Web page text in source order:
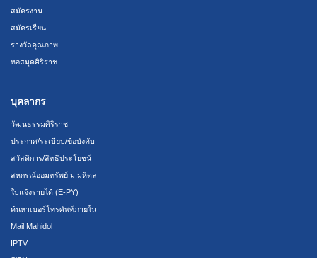
สมัครงาน
สมัครเรียน
รางวัลคุณภาพ
หอสมุดศิริราช
บุคลากร
วัฒนธรรมศิริราช
ประกาศ/ระเบียบ/ข้อบังคับ
สวัสดิการ/สิทธิประโยชน์
สหกรณ์ออมทรัพย์ ม.มหิดล
ใบแจ้งรายได้ (E-PY)
ค้นหาเบอร์โทรศัพท์ภายใน
Mail Mahidol
IPTV